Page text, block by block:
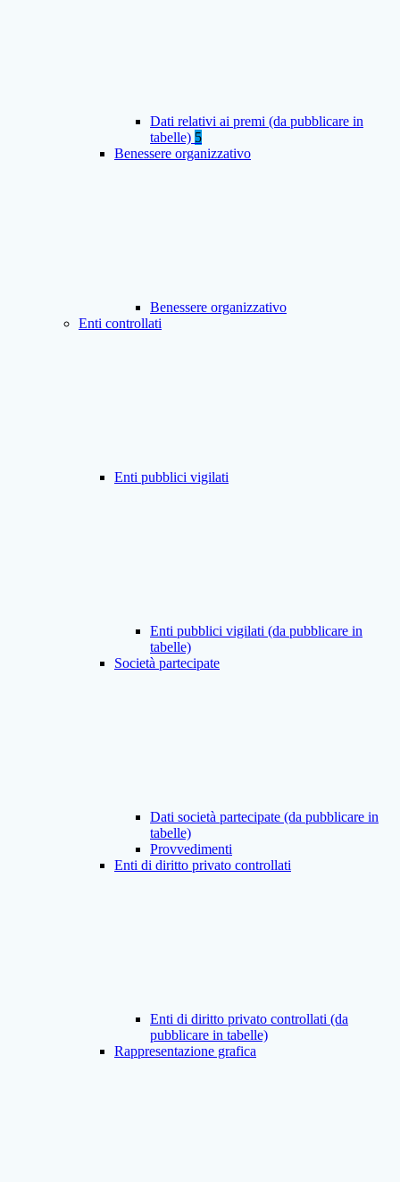
Dati relativi ai premi (da pubblicare in
tabelle) 5
Benessere organizzativo
Benessere organizzativo
Enti controllati
Enti pubblici vigilati
Enti pubblici vigilati (da pubblicare in
tabelle)
Società partecipate
Dati società partecipate (da pubblicare in
tabelle)
Provvedimenti
Enti di diritto privato controllati
Enti di diritto privato controllati (da
pubblicare in tabelle)
Rappresentazione grafica